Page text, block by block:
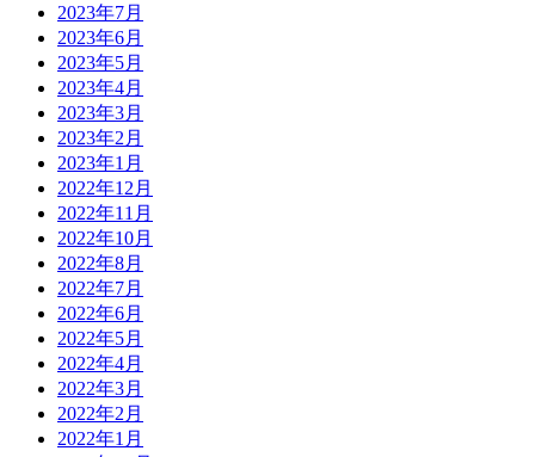
2023年7月
2023年6月
2023年5月
2023年4月
2023年3月
2023年2月
2023年1月
2022年12月
2022年11月
2022年10月
2022年8月
2022年7月
2022年6月
2022年5月
2022年4月
2022年3月
2022年2月
2022年1月